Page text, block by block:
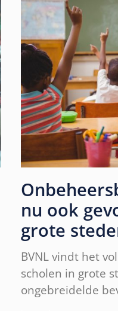
nu ook
grote
BVNL vindt het
scholen in grote
ongebreidelde